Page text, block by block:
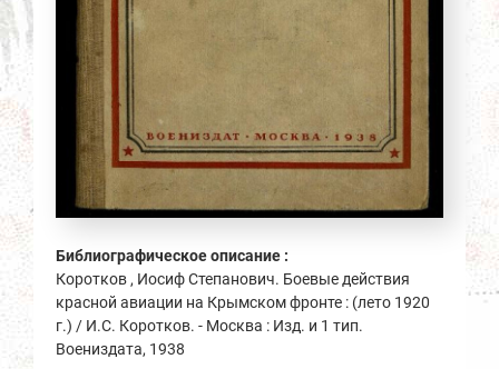
Библиографическое описание :
Коротков , Иосиф Степанович. Боевые действия
красной авиации на Крымском фронте : (лето 1920
г.) / И.С. Коротков. - Москва : Изд. и 1 тип.
Воениздата, 1938